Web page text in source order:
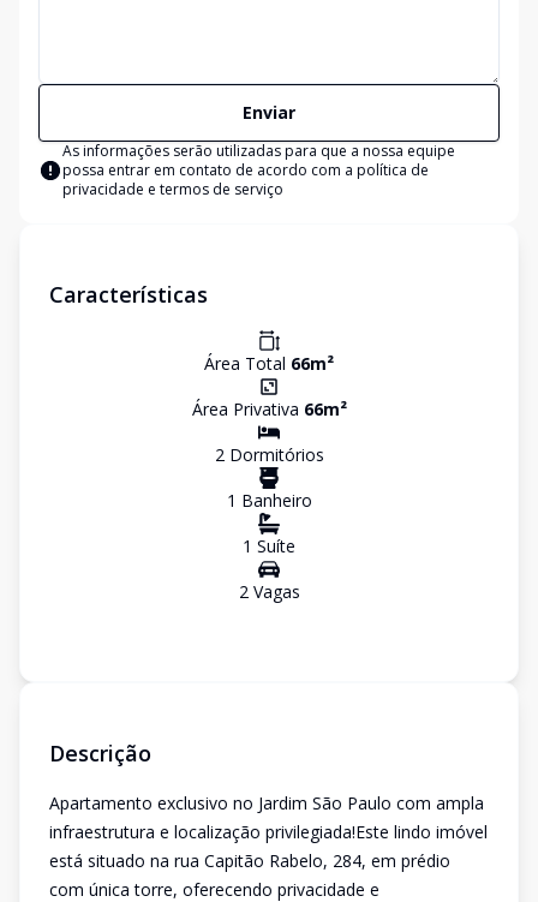
Enviar
As informações serão utilizadas para que a nossa equipe
possa entrar em contato de acordo com a política de
privacidade e termos de serviço
Características
Área Total 66m²
Área Privativa 66m²
2Dormitórios
1 Banheiro
1 Suíte
2Vagas
Descrição
Apartamento exclusivo no Jardim São Paulo com ampla
infraestrutura e localização privilegiada!Este lindo imóvel
está situado na rua Capitão Rabelo, 284, em prédio
com única torre, oferecendo privacidade e